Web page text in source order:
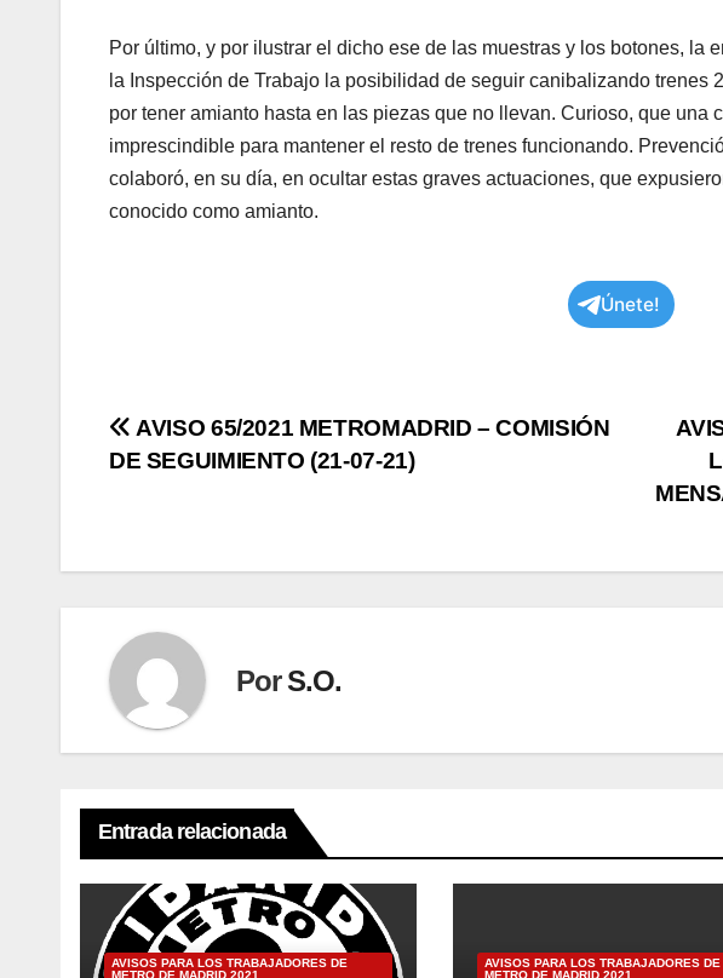
Por último, y por ilustrar el dicho ese de las muestras y los botones, la
la Inspección de Trabajo la posibilidad de seguir canibalizando trenes
por tener amianto hasta en las piezas que no llevan. Curioso, que una
imprescindible para mantener el resto de trenes funcionando.
colaboró, en su día, en ocultar estas graves actuaciones, que
conocido como amianto.
Únete!
Navegación
AVISO 65/2021 METROMADRID – COMISIÓN
DE SEGUIMIENTO (21-07-21)
PorS.O.
Entrada relacionada
AVISOS PARA LOS TRABAJADORES DE
AVISOS PARA LOS TRABAJADORES DE